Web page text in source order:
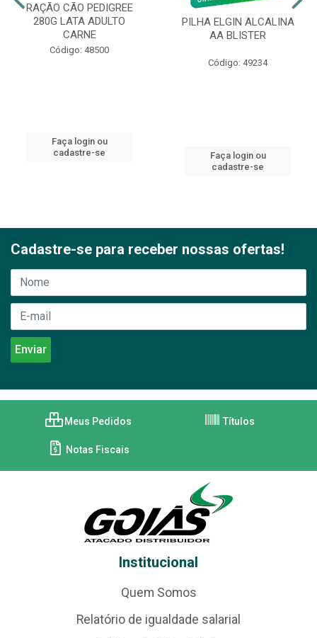
RAÇÃO CÃO PEDIGREE
280G LATA ADULTO
CARNE
Código: 48500
Faça login ou
cadastre-se
PILHA ELGIN ALCALINA
AA BLISTER
Código: 49234
Faça login ou
cadastre-se
Cadastre-se para receber nossas ofertas!
Meus Pedidos Títulos
Notas Fiscais
Institucional
Quem Somos
Relatório de igualdade salarial